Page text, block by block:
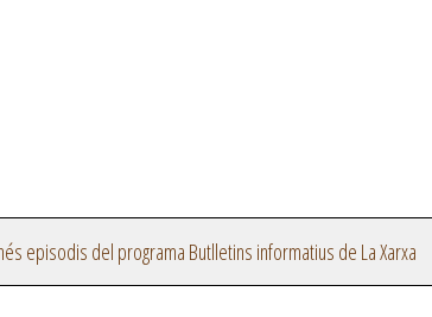
episodis del programa Butlletins informatius de La Xarxa